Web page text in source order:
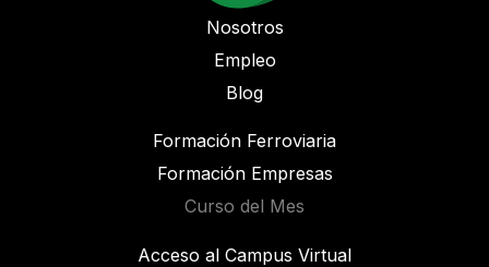
Nosotros
Empleo
Blog
Formación Ferroviaria
Formación Empresas
Curso del Mes
Acceso al Campus Virtual